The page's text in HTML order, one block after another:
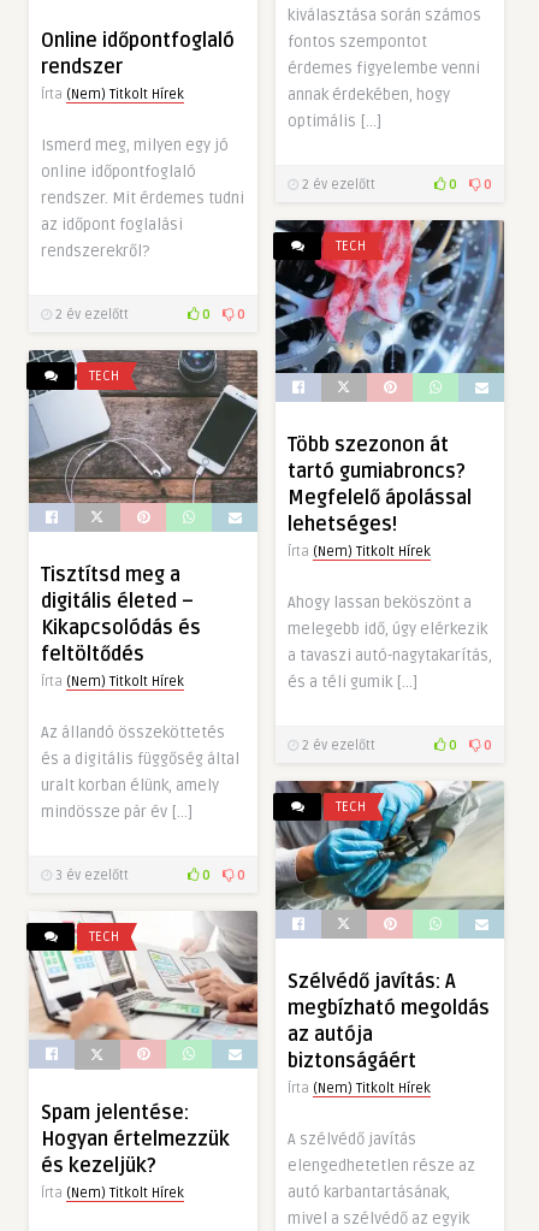
kiválasztása során számos
fontos szempontot
érdemes figyelembe venni
annak érdekében, hogy
optimális […]
2 év ezelőtt 0 0
Online időpontfoglaló
rendszer
Írta (Nem) Titkolt Hírek
Ismerd meg, milyen egy jó
online időpontfoglaló
rendszer. Mit érdemes tudni
az időpont foglalási
rendszerekről?
2 év ezelőtt 0 0
TECH
Több szezonon át
tartó gumiabroncs?
Megfelelő ápolással
lehetséges!
Írta (Nem) Titkolt Hírek
Ahogy lassan beköszönt a
melegebb idő, úgy elérkezik
a tavaszi autó-nagytakarítás,
és a téli gumik […]
2 év ezelőtt 0 0
TECH
Tisztítsd meg a
digitális életed –
Kikapcsolódás és
feltöltődés
Írta (Nem) Titkolt Hírek
Az állandó összeköttetés
és a digitális függőség által
uralt korban élünk, amely
mindössze pár év […]
3 év ezelőtt 0 0
TECH
Szélvédő javítás: A
megbízható megoldás
az autója
biztonságáért
Írta (Nem) Titkolt Hírek
A szélvédő javítás
elengedhetetlen része az
autó karbantartásának,
mivel a szélvédő az egyik
TECH
Spam jelentése:
Hogyan értelmezzük
és kezeljük?
Írta (Nem) Titkolt Hírek